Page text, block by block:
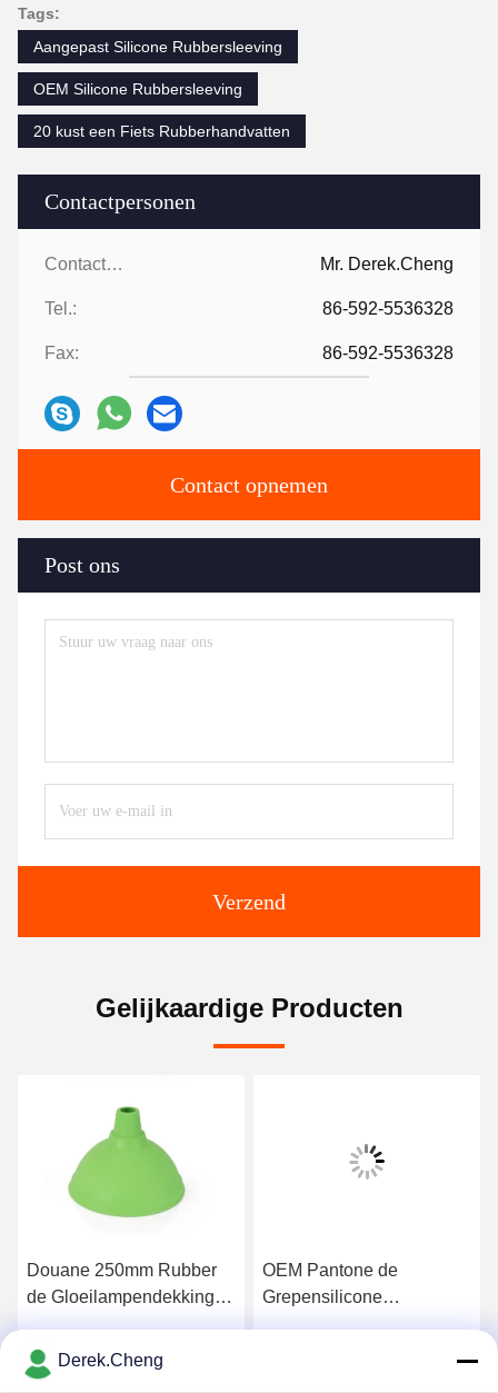
Contactpersonen
Contactpersonen: Mr. Derek.Cheng
Tel.: 86-592-5536328
Fax: 86-592-5536328
Contact opnemen
Post ons
Verzend
Tags:
Aangepast Silicone Rubbersleeving
OEM Silicone Rubbersleeving
20 kust een Fiets Rubberhandvatten
Gelijkaardige Producten
Douane 250mm Rubber
de Gloeilampendekking
Krijg Beste Prijs
OEM Pantone de
Grepensilicone
Derek.Cheng